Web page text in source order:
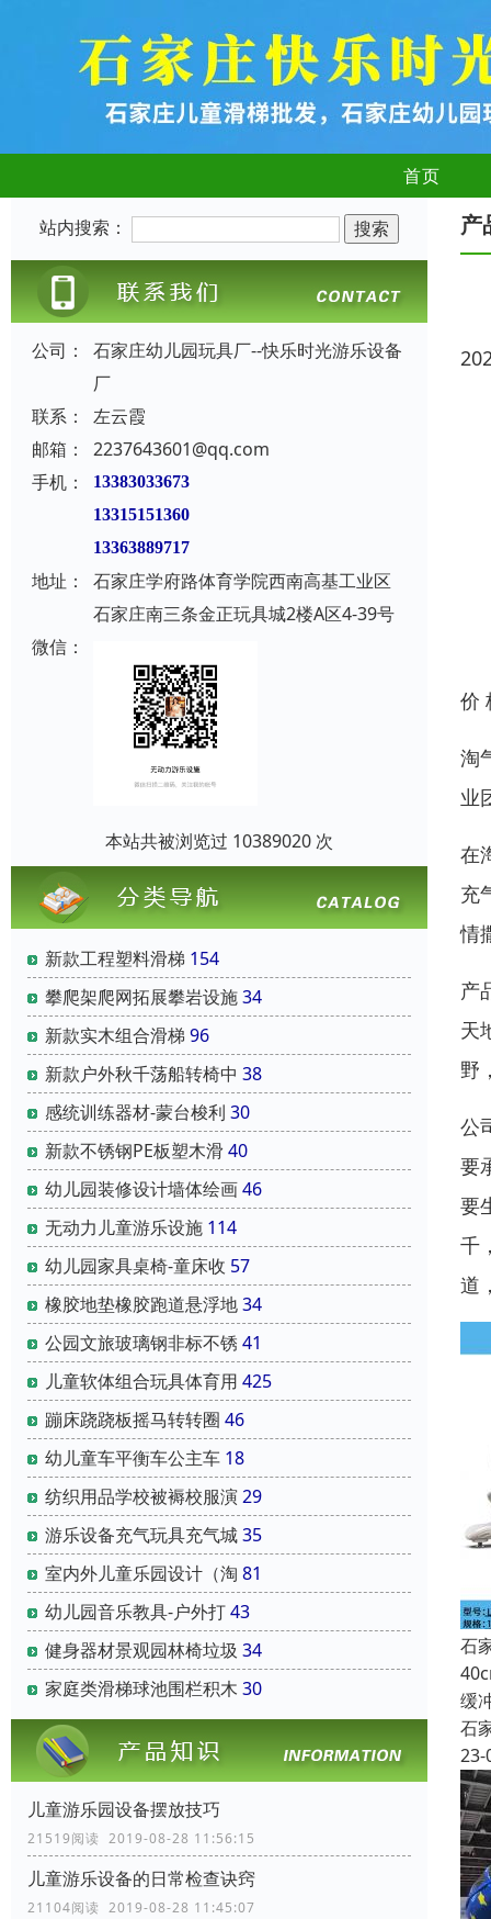
首页
站内搜索：
公司：
石家庄幼儿园玩具厂--快乐时光游乐设备
厂
联系：
左云霞
邮箱：
2237643601@qq.com
手机：
13383033673
13315151360
13363889717
地址：
石家庄学府路体育学院西南高基工业区
石家庄南三条金正玩具城2楼A区4-39号
微信：
本站共被浏览过 10389020 次
新款工程塑料滑梯 154
攀爬架爬网拓展攀岩设施34
新款实木组合滑梯 96
新款户外秋千荡船转椅中 38
感统训练器材-蒙台梭利 30
新款不锈钢PE板塑木滑40
幼儿园装修设计墙体绘画46
无动力儿童游乐设施 114
幼儿园家具桌椅-童床收 57
橡胶地垫橡胶跑道悬浮地34
公园文旅玻璃钢非标不锈 41
儿童软体组合玩具体育用 425
蹦床跷跷板摇马转转圈 46
幼儿童车平衡车公主车 18
纺织用品学校被褥校服演29
游乐设备充气玩具充气城35
室内外儿童乐园设计（淘 81
幼儿园音乐教具-户外打43
健身器材景观园林椅垃圾 34
家庭类滑梯球池围栏积木 30
儿童游乐园设备摆放技巧
21519阅读 2019-08-28 11:56:15
儿童游乐设备的日常检查诀窍
21104阅读 2019-08-28 11:45:07
产
价
淘
业
在
充
情
产
天
野
公
要
要
千
道
石
缓
石
23-